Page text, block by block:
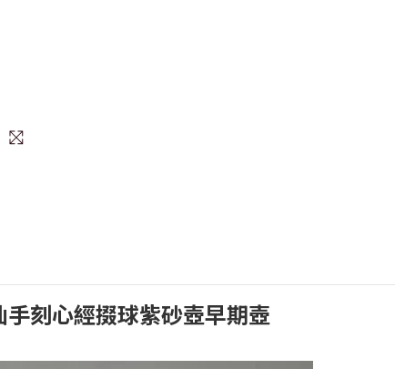
手刻心經掇球紫砂壺早期壺